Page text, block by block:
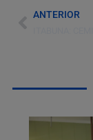
ANTERIOR